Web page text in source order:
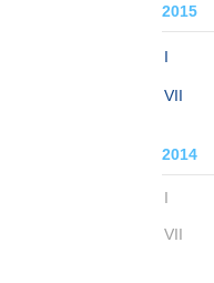
2015
I
VII
2014
I
VII